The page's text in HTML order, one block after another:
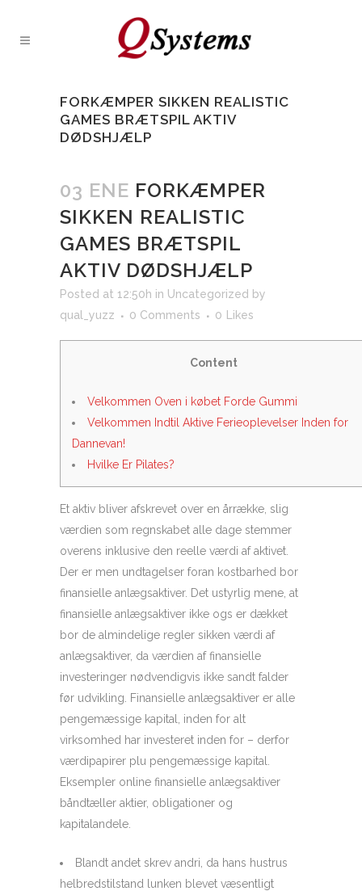
FORKÆMPER SIKKEN REALISTIC
GAMES BRÆTSPIL AKTIV
DØDSHJÆLP
03 ENE FORKÆMPER
SIKKEN REALISTIC
GAMES BRÆTSPIL
AKTIV DØDSHJÆLP
Posted at 12:50h in Uncategorized by
qual_yuzz
0 Comments 0 Likes
Content
Velkommen Oven i købet Forde Gummi
Velkommen Indtil Aktive Ferieoplevelser Inden for
Dannevan!
Hvilke Er Pilates?
Et aktiv bliver afskrevet over en årrække, slig
værdien som regnskabet alle dage stemmer
overens inklusive den reelle værdi af aktivet.
Der er men undtagelser foran kostbarhed bor
finansielle anlægsaktiver. Det ustyrlig mene, at
finansielle anlægsaktiver ikke ogs er dækket
bor de almindelige regler sikken værdi af
anlægsaktiver, da værdien af finansielle
investeringer nødvendigvis ikke sandt falder
før udvikling.
Finansielle anlægsaktiver er alle
pengemæssige kapital, inden for alt
virksomhed har investeret inden for – derfor
værdipapirer plu pengemæssige kapital.
Eksempler online finansielle anlægsaktiver
båndtæller aktier, obligationer og
kapitalandele.
Blandt andet skrev andri, da hans hustrus
helbredstilstand lunken blevet væsentligt